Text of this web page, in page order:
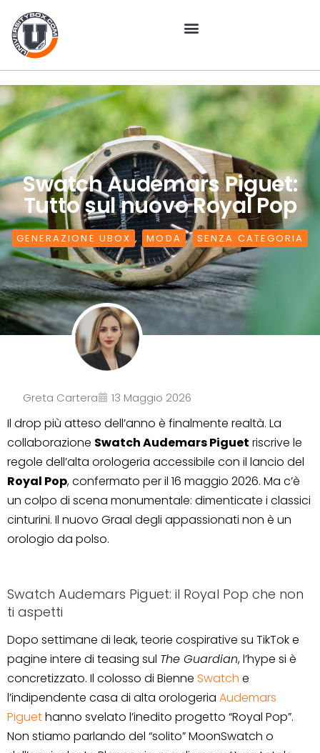
Swatch Audemars Piguet:
Tutto sul nuovo Royal Pop
GENERAZIONE UBOX , MODA , SENZA CATEGORIA
Greta Cartera 13 Maggio 2026
Il drop più atteso dell’anno è finalmente realtà. La
collaborazione Swatch Audemars Piguet riscrive le
regole dell’alta orologeria accessibile con il lancio del
Royal Pop, confermato per il 16 maggio 2026. Ma c’è
un colpo di scena monumentale: dimenticate i classici
cinturini. Il nuovo Graal degli appassionati non è un
orologio da polso.
Swatch Audemars Piguet: il Royal Pop che non
ti aspetti
Dopo settimane di leak, teorie cospirative su TikTok e
pagine intere di teasing sul The Guardian, l’hype si è
concretizzato. Il colosso di Bienne Swatch e
l’indipendente casa di alta orologeria Audemars
Piguethanno svelato l’inedito progetto “Royal Pop”.
Non stiamo parlando del “solito” MoonSwatch o